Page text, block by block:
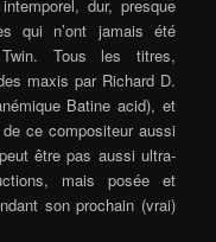
dur, presque
qui n’ont jamais été
Twin. Tous les titres,
maxis par Richard D.
Batine acid), et
ce compositeur aussi
être pas aussi ultra-
mais posée et
son prochain (vrai)